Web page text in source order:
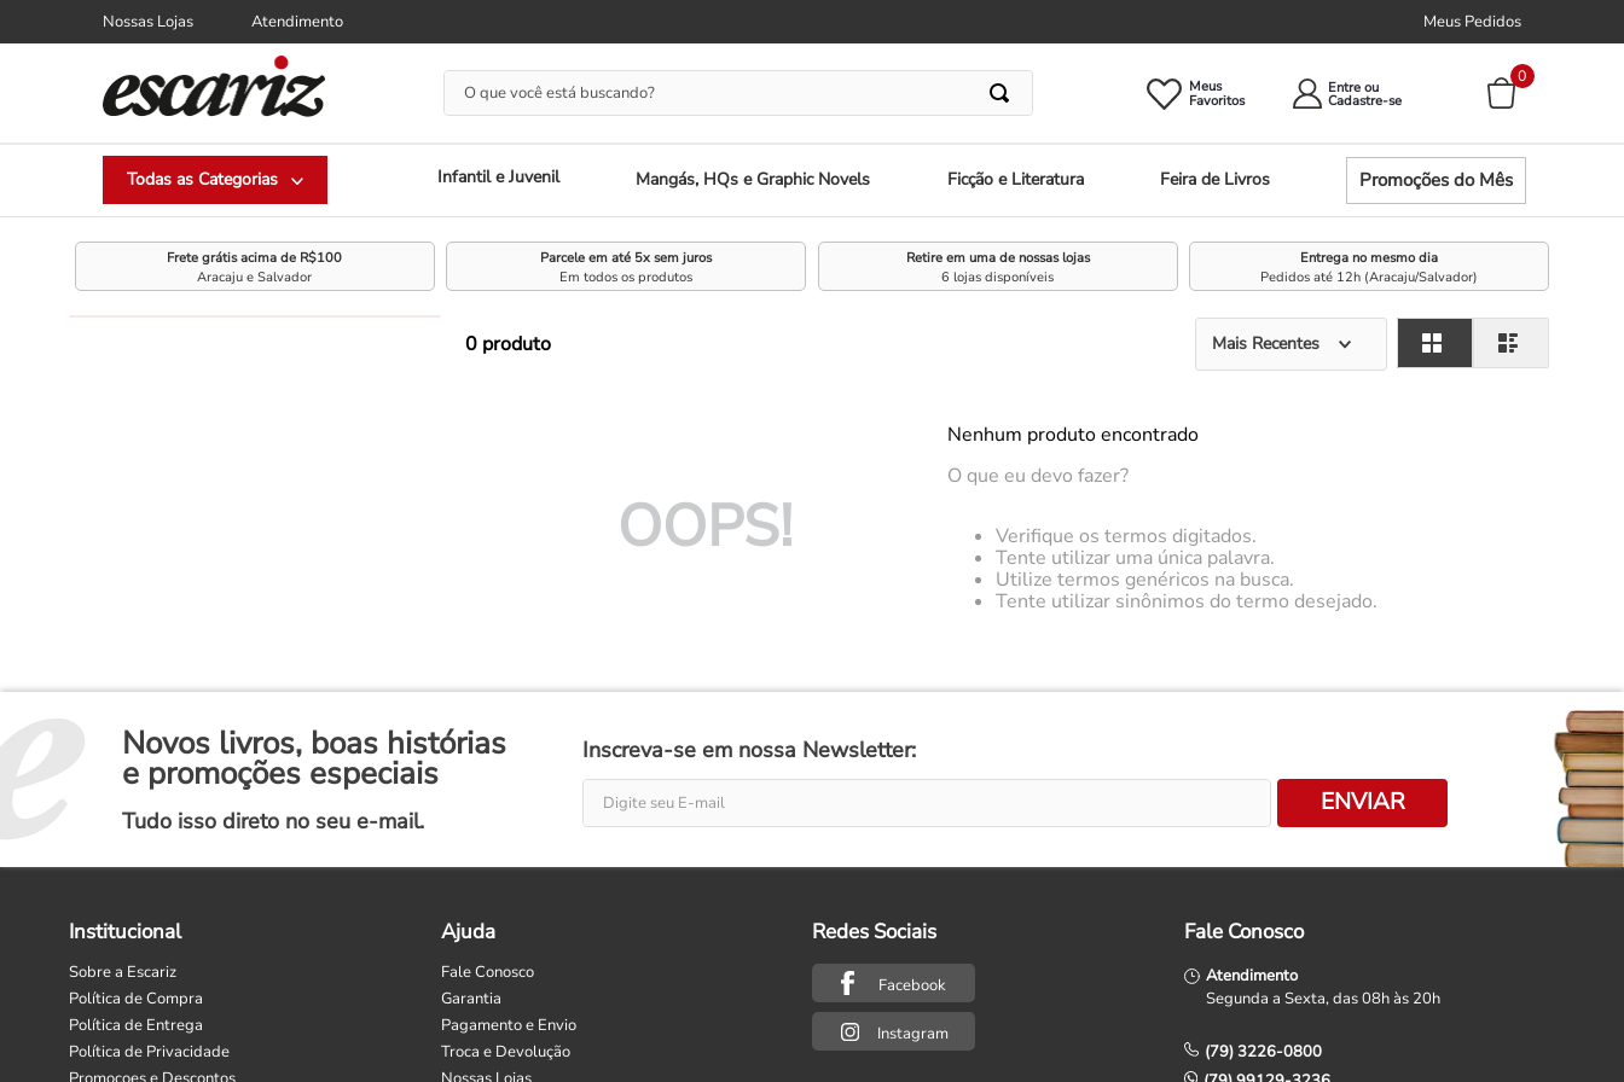
Nossas Lojas Atendimento Meus Pedidos
O que você está buscando? Meus Entre ou
0
Infantil e Juvenil Mangás, HQs e Graphic Novels Ficção e Literatura Feira de Livros Promoções do Mês
Frete grátis acima de R$100
Aracaju e Salvador
Parcele em até 5x sem juros
Em todos os produtos
Retire em uma de nossas lojas
6 lojas disponíveis
Entrega no mesmo dia
Pedidos até 12h (Aracaju/Salvador)
0 produto Mais Recentes
OOPS!
Nenhum produto encontrado
O que eu devo fazer?
Verifique os termos digitados.
Tente utilizar uma única palavra.
Utilize termos genéricos na busca.
Tente utilizar sinônimos do termo desejado.
Novos livros, boas histórias
e promoções especiais
Tudo isso direto no seu e-mail.
Inscreva-se em nossa Newsletter:
ENVIAR
Institucional
Sobre a Escariz
Política de Compra
Política de Entrega
Política de Privacidade
Ajuda
Fale Conosco
Garantia
Pagamento e Envio
Troca e Devolução
Redes Sociais
Facebook
Instagram
Fale Conosco
Atendimento
Segunda a Sexta, das 08h às 20h
(79) 3226-0800